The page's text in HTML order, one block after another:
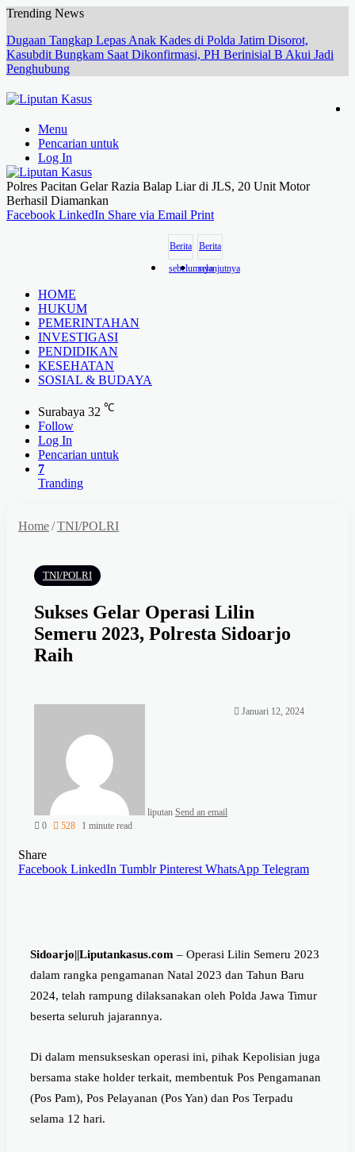
Trending News
Dugaan Tangkap Lepas Anak Kades di Polda Jatim Disorot,
Kasubdit Bungkam Saat Dikonfirmasi, PH Berinisial B Akui Jadi
Penghubung
Menu
Pencarian untuk
Log In
Polres Pacitan Gelar Razia Balap Liar di JLS, 20 Unit Motor
Berhasil Diamankan
Facebook LinkedIn Share via Email Print
Berita
sebelumnya
Berita
selanjutnya
HOME
HUKUM
PEMERINTAHAN
INVESTIGASI
PENDIDIKAN
KESEHATAN
SOSIAL & BUDAYA
Surabaya 32 ℃
Follow
Log In
Pencarian untuk
7
Tranding
Home/TNI/POLRI
TNI/POLRI
Sukses Gelar Operasi Lilin
Semeru 2023, Polresta Sidoarjo
Raih
liputan Send an email
Januari 12, 2024
0 528 1 minute read
Share
Facebook LinkedIn Tumblr Pinterest WhatsApp Telegram
Sidoarjo||Liputankasus.com – Operasi Lilin Semeru 2023
dalam rangka pengamanan Natal 2023 dan Tahun Baru
2024, telah rampung dilaksanakan oleh Polda Jawa Timur
beserta seluruh jajarannya.
Di dalam mensukseskan operasi ini, pihak Kepolisian juga
bersama stake holder terkait, membentuk Pos Pengamanan
(Pos Pam), Pos Pelayanan (Pos Yan) dan Pos Terpadu
selama 12 hari.